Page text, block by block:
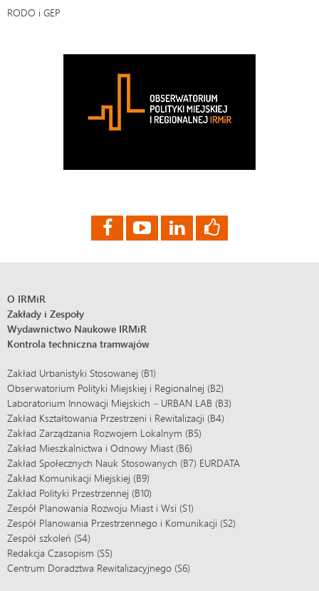
RODO i GEP
O IRMiR
Zakłady i Zespoły
Wydawnictwo Naukowe IRMiR
Kontrola techniczna tramwajów
Zakład Urbanistyki Stosowanej (B1)
Obserwatorium Polityki Miejskiej i Regionalnej (B2)
Laboratorium Innowacji Miejskich – URBAN LAB (B3)
Zakład Kształtowania Przestrzeni i Rewitalizacji (B4)
Zakład Zarządzania Rozwojem Lokalnym (B5)
Zakład Mieszkalnictwa i Odnowy Miast (B6)
Zakład Społecznych Nauk Stosowanych (B7) EURDATA
Zakład Komunikacji Miejskiej (B9)
Zakład Polityki Przestrzennej (B10)
Zespół Planowania Rozwoju Miast i Wsi (S1)
Zespół Planowania Przestrzennego i Komunikacji (S2)
Zespół szkoleń (S4)
Redakcja Czasopism (S5)
Centrum Doradztwa Rewitalizacyjnego (S6)